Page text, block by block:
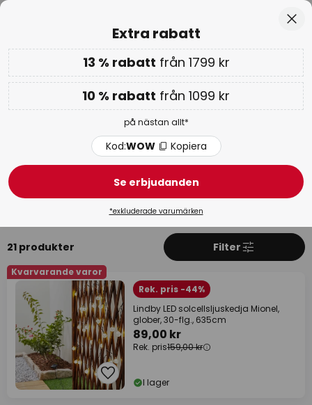
Endast
02D 03T 58M 29S
Extra rabatt: 10 % från 1099 kr eller 13 % från 1799 kr-
på nästan allt
Kod:WOW Kopiera
WOW-veckan:upp till -70 % >
Ljusslinga system
Plug-in system chrissline-combi
21 produkter Filter
Kvarvarande varor
Rek. pris -44%
Lindby LED solcellsljuskedja Mionel,
glober, 30-flg., 635cm
89,00 kr
Rek. pris159,00 kr
I lager
Extra rabatt
13 % rabatt från 1799 kr
10 % rabatt från 1099 kr
på nästan allt*
Kod:WOW Kopiera
Se erbjudanden
*exkluderade varumärken